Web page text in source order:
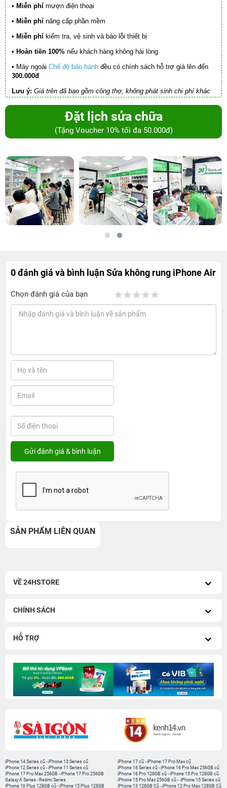
• Miễn phí mượn điện thoại
• Miễn phí nâng cấp phần mềm
• Miễn phí kiểm tra, vệ sinh và báo lỗi thiết bị
• Hoàn tiền 100% nếu khách hàng không hài lòng
• Máy ngoài Chế độ bảo hành đều có chính sách hỗ trợ giá lên đến
300.000đ
Lưu ý: Giá trên đã bao gồm công thợ, không phát sinh chi phí khác
Đặt lịch sửa chữa
(Tặng Voucher 10% tối đa 50.000đ)
0 đánh giá và bình luậnSửa không rung iPhone Air
Chọn đánh giá của bạn
SẢN PHẨM LIÊN QUAN
VỀ 24HSTORE
CHÍNH SÁCH
HỖ TRỢ
iPhone 14 Series cũ -iPhone 13 Series cũ
iPhone 12 Series cũ -iPhone 11 Series cũ
iPhone 17 Pro Max 256GB -iPhone 17 Pro 256GB
Galaxy A Series - Redmi Series
iPhone 17 cũ-iPhone 17 Pro Max cũ
iPhone 16 Series cũ- iPhone 16 Pro Max 256GB cũ
iPhone 16 Pro 128GB cũ-iPhone 15 Pro 128GB cũ
iPhone 15 Pro Max 256GB cũ- iPhone 15 Series cũ
iPhone 16 Plus 128GB cũ -iPhone 15 Plus 128GB
iPhone 13 128GB Cũ-iPhone 12 Pro Max 128GB Cũ